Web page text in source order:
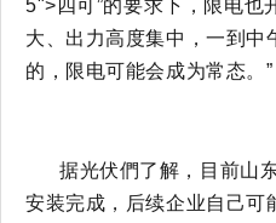
5">四可 ”的要求下，限电也
大、出力高度集中，一到中
的，限电可能会成为常态。”
据光伏們了解，目前山
安装完成，后续企业自己可